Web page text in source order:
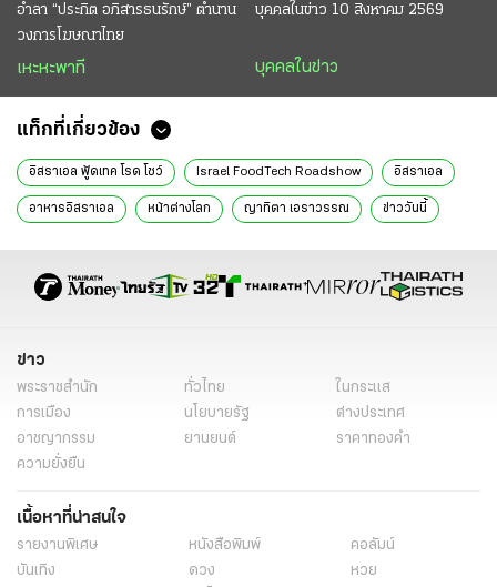
อำลา “ประกิต อภิสารธนรักษ์” ตำนาน
วงการโฆษณาไทย
เหะหะพาที
บุคคลในข่าว 10 สิงหาคม 2569
บุคคลในข่าว
แท็กที่เกี่ยวข้อง
อิสราเอล ฟู้ดเทค โรด โชว์ Israel FoodTech Roadshow อิสราเอล
อาหารอิสราเอล หน้าต่างโลก ญาทิตา เอราวรรณ ข่าววันนี้
ข่าว
พระราชสำนัก ทั่วไทย
ในกระแส
การเมือง
นโยบายรัฐ
ต่างประเทศ
อาชญากรรม
ยานยนต์
ราคาทองคำ
ความยั่งยืน
เนื้อหาที่น่าสนใจ
รายงานพิเศษ หนังสือพิมพ์
คอลัมน์
บันเทิง
ดวง
หวย